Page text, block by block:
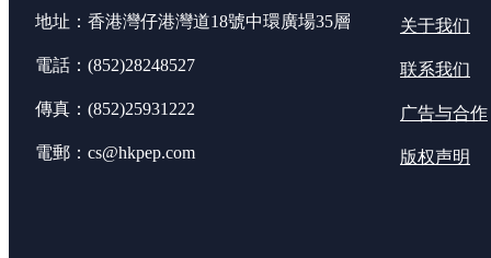
地址：香港灣仔港灣道18號中環廣場35層
電話：(852)28248527
傳真：(852)25931222
電郵：cs@hkpep.com
关于我们
联系我们
广告与合作
版权声明